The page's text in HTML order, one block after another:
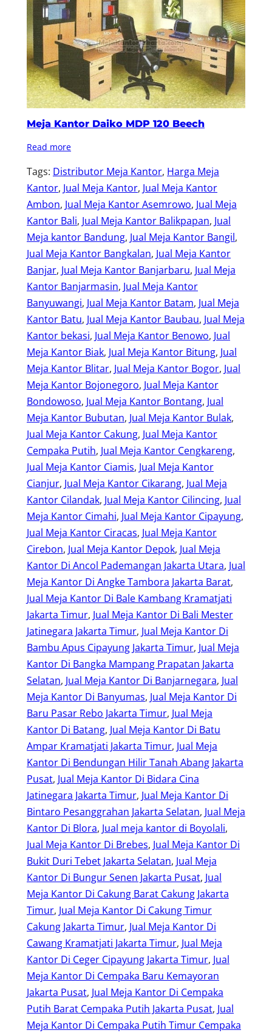
Meja Kantor Daiko MDP 120 Beech
Read more
Tags: Distributor Meja Kantor, Harga Meja
Kantor, Jual Meja Kantor, Jual Meja Kantor
Ambon, Jual Meja Kantor Asemrowo, Jual Meja
Kantor Bali, Jual Meja Kantor Balikpapan, Jual
Meja kantor Bandung, Jual Meja Kantor Bangil
Jual Meja Kantor Bangkalan, Jual Meja Kantor
Banjar, Jual Meja Kantor Banjarbaru, Jual Meja
Kantor Banjarmasin, Jual Meja Kantor
Banyuwangi, Jual Meja Kantor Batam, Jual Meja
Kantor Batu, Jual Meja Kantor Baubau, Jual Meja
Kantor bekasi, Jual Meja Kantor Benowo, Jual
Meja Kantor Biak, Jual Meja Kantor Bitung, Jual
Meja Kantor Blitar, Jual Meja Kantor Bogor, Jual
Meja Kantor Bojonegoro, Jual Meja Kantor
Bondowoso, Jual Meja Kantor Bontang, Jual
Meja Kantor Bubutan, Jual Meja Kantor Bulak
Jual Meja Kantor Cakung, Jual Meja Kantor
Cempaka Putih, Jual Meja Kantor Cengkareng
Jual Meja Kantor Ciamis, Jual Meja Kantor
Cianjur, Jual Meja Kantor Cikarang, Jual Meja
Kantor Cilandak, Jual Meja Kantor Cilincing, Jual
Meja Kantor Cimahi, Jual Meja Kantor Cipayung
Jual Meja Kantor Ciracas, Jual Meja Kantor
Cirebon, Jual Meja Kantor Depok, Jual Meja
Kantor Di Ancol Pademangan Jakarta Utara, Jual
Meja Kantor Di Angke Tambora Jakarta Barat
Jual Meja Kantor Di Bale Kambang Kramatjati
Jakarta Timur, Jual Meja Kantor Di Bali Mester
Jatinegara Jakarta Timur, Jual Meja Kantor Di
Bambu Apus Cipayung Jakarta Timur, Jual Meja
Kantor Di Bangka Mampang Prapatan Jakarta
Selatan, Jual Meja Kantor Di Banjarnegara, Jual
Meja Kantor Di Banyumas, Jual Meja Kantor Di
Baru Pasar Rebo Jakarta Timur, Jual Meja
Kantor Di Batang, Jual Meja Kantor Di Batu
Ampar Kramatjati Jakarta Timur, Jual Meja
Kantor Di Bendungan Hilir Tanah Abang Jakarta
Pusat, Jual Meja Kantor Di Bidara Cina
Jatinegara Jakarta Timur, Jual Meja Kantor Di
Bintaro Pesanggrahan Jakarta Selatan, Jual Meja
Kantor Di Blora, Jual meja kantor di Boyolali
Jual Meja Kantor Di Brebes, Jual Meja Kantor Di
Bukit Duri Tebet Jakarta Selatan, Jual Meja
Kantor Di Bungur Senen Jakarta Pusat, Jual
Meja Kantor Di Cakung Barat Cakung Jakarta
Timur, Jual Meja Kantor Di Cakung Timur
Cakung Jakarta Timur, Jual Meja Kantor Di
Cawang Kramatjati Jakarta Timur, Jual Meja
Kantor Di Ceger Cipayung Jakarta Timur, Jual
Meja Kantor Di Cempaka Baru Kemayoran
Jakarta Pusat, Jual Meja Kantor Di Cempaka
Putih Barat Cempaka Putih Jakarta Pusat, Jual
Meja Kantor Di Cempaka Putih Timur Cempaka